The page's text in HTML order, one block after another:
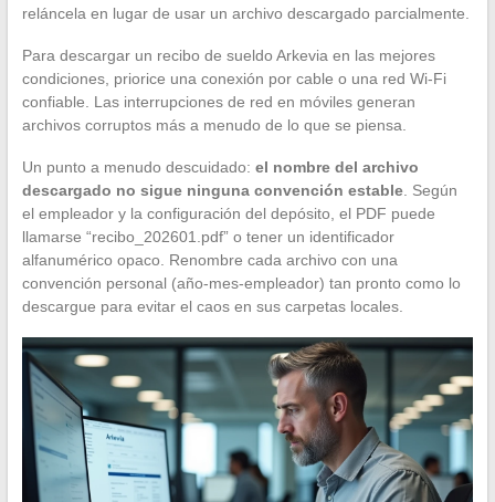
reláncela en lugar de usar un archivo descargado parcialmente.
Para descargar un recibo de sueldo Arkevia en las mejores
condiciones, priorice una conexión por cable o una red Wi-Fi
confiable. Las interrupciones de red en móviles generan
archivos corruptos más a menudo de lo que se piensa.
Un punto a menudo descuidado: el nombre del archivo
descargado no sigue ninguna convención estable. Según
el empleador y la configuración del depósito, el PDF puede
llamarse “recibo_202601.pdf” o tener un identificador
alfanumérico opaco. Renombre cada archivo con una
convención personal (año-mes-empleador) tan pronto como lo
descargue para evitar el caos en sus carpetas locales.